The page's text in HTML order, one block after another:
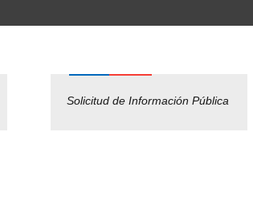
Solicitud de Información Pública
Pago Proveedores
Empleos